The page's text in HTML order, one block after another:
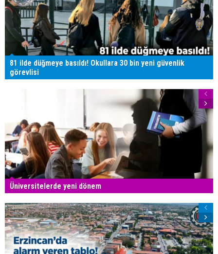
81 ilde düğmeye basıldı! Okullara 30 bin yeni güvenlik
görevlisi
Üniversitelerde yeni dönem